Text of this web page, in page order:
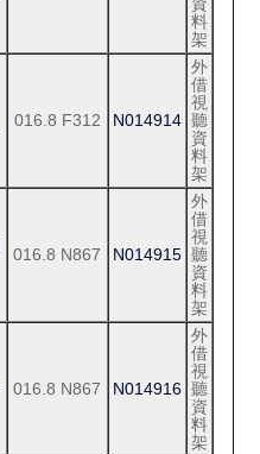
料
架
016.8 F312 N014914
外
借
視
聽
資
料
架
016.8 N867 N014915
外
借
視
聽
資
料
架
016.8 N867 N014916
外
借
視
聽
資
料
架